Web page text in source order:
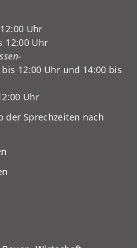
Uhr
12:00 Uhr
12:00 Uhr und 14:00 bis
Uhr
der Sprechzeiten nach